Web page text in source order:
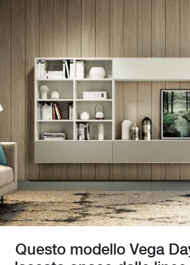
Questo modello Vega